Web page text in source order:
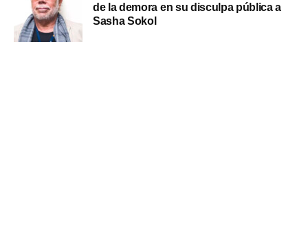
de la demora en su disculpa pública a
Sasha Sokol